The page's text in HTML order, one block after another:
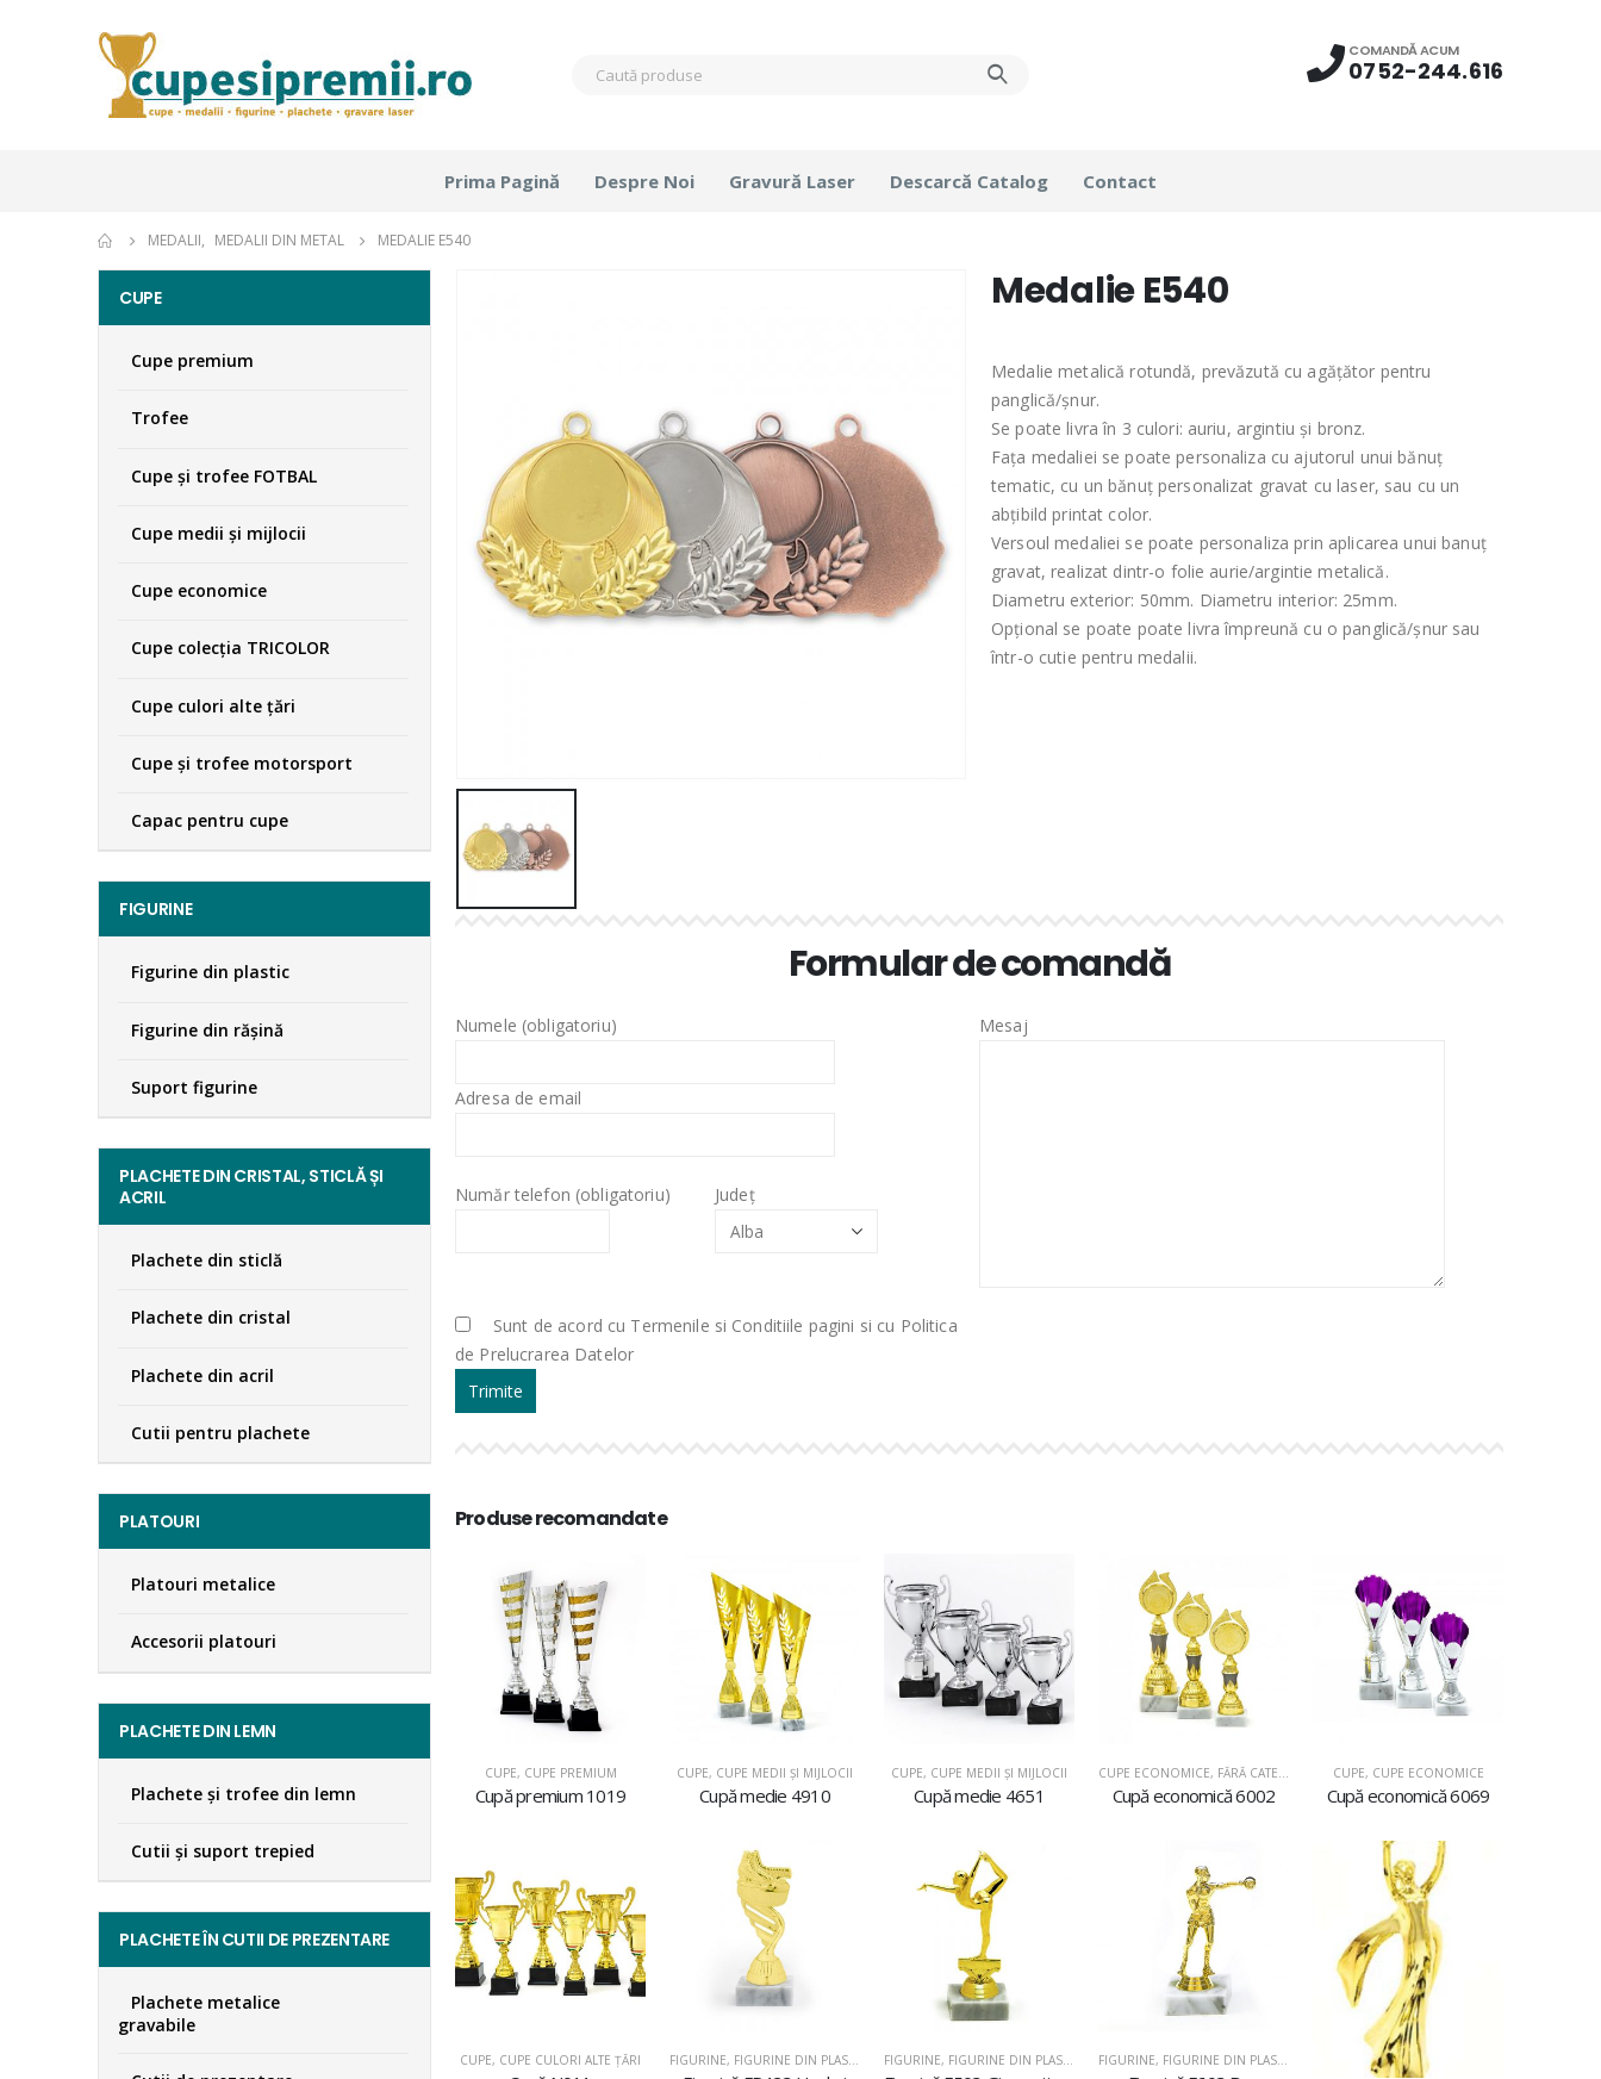
COMANDĂ ACUM
0752-244.616
Prima Pagină Despre Noi Gravură Laser Descarcă Catalog Contact
MEDALII, MEDALII DIN METAL MEDALIE E540
Medalie E540
Medalie metalică rotundă, prevăzută cu agățător pentru
panglică/șnur.
Se poate livra în 3 culori: auriu, argintiu și bronz.
Fața medaliei se poate personaliza cu ajutorul unui bănuț
tematic, cu un bănuț personalizat gravat cu laser, sau cu un
abțibild printat color.
Versoul medaliei se poate personaliza prin aplicarea unui banuț
gravat, realizat dintr-o folie aurie/argintie metalică.
Diametru exterior: 50mm. Diametru interior: 25mm.
Opțional se poate poate livra împreună cu o panglică/șnur sau
într-o cutie pentru medalii.
Formular de comandă
Numele (obligatoriu)
Adresa de email
Număr telefon (obligatoriu) Județ
Mesaj
Sunt de acord cu Termenile si Conditiile pagini si cu Politica
de Prelucrarea Datelor
Produse recomandate
CUPE, CUPE PREMIUM
Cupă premium 1019
CUPE, CUPE MEDII ŞI MIJLOCII
Cupă medie 4910
CUPE, CUPE MEDII ŞI MIJLOCII
Cupă medie 4651
CUPE ECONOMICE, FĂRĂ CATEGORIE
Cupă economică 6002
CUPE, CUPE ECONOMICE
Cupă economică 6069
CUPE, CUPE CULORI ALTE ȚĂRI FIGURINE, FIGURINE DIN PLASTIC FIGURINE, FIGURINE DIN PLASTIC FIGURINE, FIGURINE DIN PLASTIC
CUPE
Cupe premium
Trofee
Cupe şi trofee FOTBAL
Cupe medii şi mijlocii
Cupe economice
Cupe colecţia TRICOLOR
Cupe culori alte țări
Cupe și trofee motorsport
Capac pentru cupe
FIGURINE
Figurine din plastic
Figurine din răşină
Suport figurine
PLACHETE DIN CRISTAL, STICLĂ ȘI
ACRIL
Plachete din sticlă
Plachete din cristal
Plachete din acril
Cutii pentru plachete
PLATOURI
Platouri metalice
Accesorii platouri
PLACHETE DIN LEMN
Plachete şi trofee din lemn
Cutii și suport trepied
PLACHETE ÎN CUTII DE PREZENTARE
Plachete metalice
gravabile